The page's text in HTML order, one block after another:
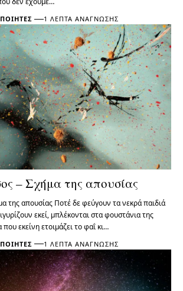
1 ΛΕΠΤΆ ΑΝΆΓΝΩΣΗΣ
– Σχήμα της απουσίας
της απουσίας Ποτέ δε φεύγουν τα νεκρά παιδιά
εκεί, μπλέκονται στα φουστάνια της
εκείνη ετοιμάζει το φαΐ κι…
1 ΛΕΠΤΆ ΑΝΆΓΝΩΣΗΣ